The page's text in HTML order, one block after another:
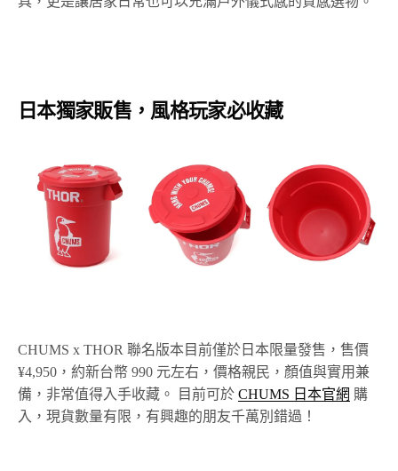
日本獨家販售，風格玩家必收藏
CHUMS x THOR 聯名版本目前僅於日本限量發售，售價
¥4,950，約新台幣 990 元左右，價格親民，顏值與實用兼
備，非常值得入手收藏。 目前可於CHUMS 日本官網 購
入，現貨數量有限，有興趣的朋友千萬別錯過！